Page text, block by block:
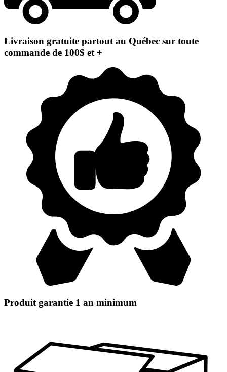
Livraison gratuite partout au Québec sur toute
commande de 100$ et +
Produit garantie 1 an minimum